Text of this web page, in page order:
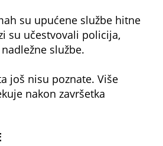
su upućene službe hitne
su učestvovali policija,
službe.
još nisu poznate. Više
nakon završetka